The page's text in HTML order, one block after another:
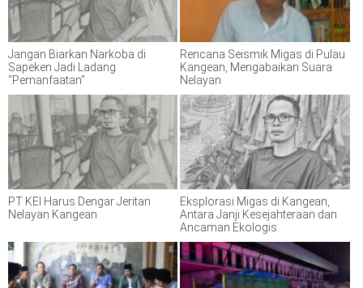
Jangan Biarkan Narkoba di
Sapeken Jadi Ladang
“Pemanfaatan”
Rencana Seismik Migas di Pulau
Kangean, Mengabaikan Suara
Nelayan
PT KEI Harus Dengar Jeritan
Nelayan Kangean
Eksplorasi Migas di Kangean,
Antara Janji Kesejahteraan dan
Ancaman Ekologis